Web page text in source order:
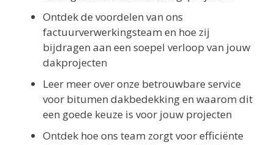
Ontdek de voordelen van ons
factuurverwerkingsteam en hoe zij
bijdragen aan een soepel verloop van jouw
dakprojecten
Leer meer over onze betrouwbare service
voor bitumen dakbedekking en waarom dit
een goede keuze is voor jouw projecten
Ontdek hoe ons team zorgt voor efficiënte